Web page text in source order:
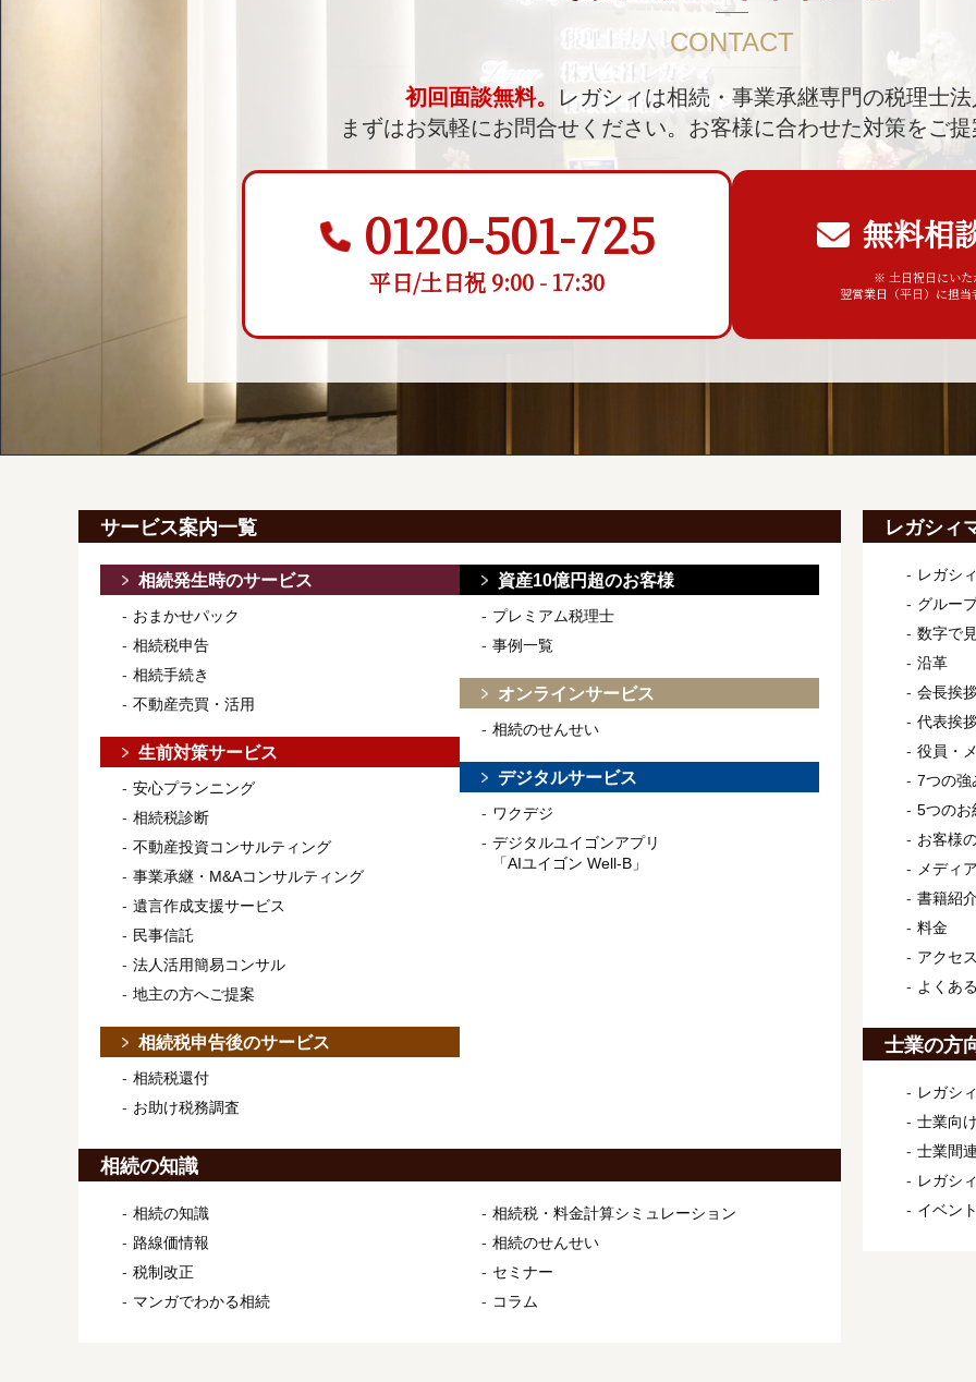
CONTACT
初回面談無料。
レガシィは相続・事業承継専門の税理士
まずはお気軽にお問合せください。 お客様に合わせた対策をご
0120-501-725
平日/土日祝 9:00 - 17:30
無料相
※ 土日祝日にいた
翌営業日（平日）に担
サービス案内一覧
相続発生時のサービス
おまかせパック
相続税申告
相続手続き
不動産売買・活用
生前対策サービス
安心プランニング
相続税診断
不動産投資コンサルティング
事業承継・M&Aコンサルティング
遺言作成支援サービス
民事信託
法人活用簡易コンサル
地主の方へご提案
相続税申告後のサービス
相続税還付
お助け税務調査
資産10億円超のお客様
プレミアム税理士
事例一覧
オンラインサービス
相続のせんせい
デジタルサービス
ワクデジ
デジタルユイゴンアプリ
「AIユイゴン Well-B」
相続の知識
相続の知識
路線価情報
税制改正
マンガでわかる相続
相続税・料金計算シミュレーション
相続のせんせい
セミナー
コラム
レガシィ
レガシ
グルー
数字で
沿革
会長挨
代表挨
役員・
7つの強
5つのお
お客様
メディ
書籍紹
料金
アクセ
よくあ
士業の方
レガシ
士業向
士業間
レガシ
イベン